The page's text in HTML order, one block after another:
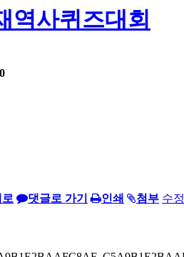
역사퀴즈대회
0
댓글로 가기 인쇄 첨부 수정